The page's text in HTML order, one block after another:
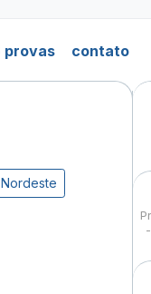
provas contato
Nordeste